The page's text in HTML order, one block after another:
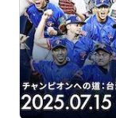
物
特
別
プ